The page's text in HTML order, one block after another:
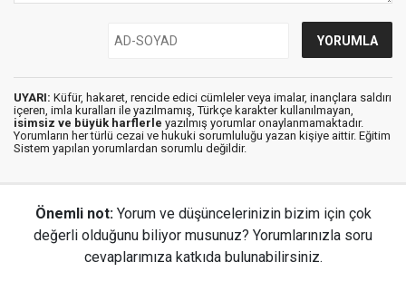
UYARI: Küfür, hakaret, rencide edici cümleler veya imalar, inançlara saldırı
içeren, imla kuralları ile yazılmamış, Türkçe karakter kullanılmayan,
isimsiz ve büyük harflerle yazılmış yorumlar onaylanmamaktadır.
Yorumların her türlü cezai ve hukuki sorumluluğu yazan kişiye aittir. Eğitim
Sistem yapılan yorumlardan sorumlu değildir.
Önemli not: Yorum ve düşüncelerinizin bizim için çok
değerli olduğunu biliyor musunuz? Yorumlarınızla soru
cevaplarımıza katkıda bulunabilirsiniz.